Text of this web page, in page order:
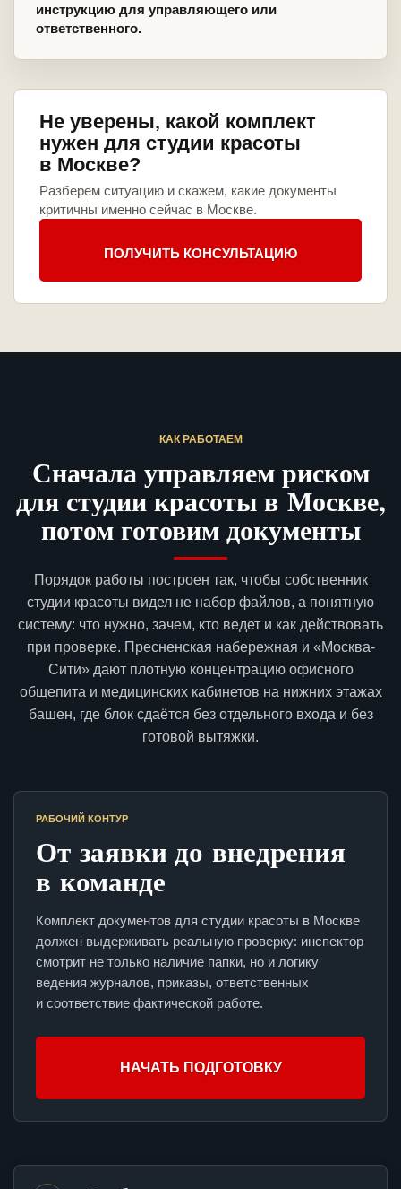
инструкцию для управляющего или
ответственного.
Не уверены, какой комплект
нужен для студии красоты
в Москве?
Разберем ситуацию и скажем, какие документы
критичны именно сейчас в Москве.
ПОЛУЧИТЬ КОНСУЛЬТАЦИЮ
КАК РАБОТАЕМ
Сначала управляем риском
для студии красоты в Москве,
потом готовим документы
Порядок работы построен так, чтобы собственник
студии красоты видел не набор файлов, а понятную
систему: что нужно, зачем, кто ведет и как действовать
при проверке. Пресненская набережная и «Москва-
Сити» дают плотную концентрацию офисного
общепита и медицинских кабинетов на нижних этажах
башен, где блок сдаётся без отдельного входа и без
готовой вытяжки.
РАБОЧИЙ КОНТУР
От заявки до внедрения
в команде
Комплект документов для студии красоты в Москве
должен выдерживать реальную проверку: инспектор
смотрит не только наличие папки, но и логику
ведения журналов, приказы, ответственных
и соответствие фактической работе.
НАЧАТЬ ПОДГОТОВКУ